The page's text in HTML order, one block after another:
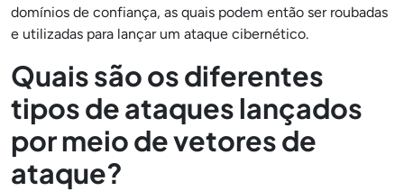
domínios de confiança, as quais podem então ser roubadas
e utilizadas para lançar um ataque cibernético.
Quais são os diferentes
tipos de ataques lançados
por meio de vetores de
ataque?